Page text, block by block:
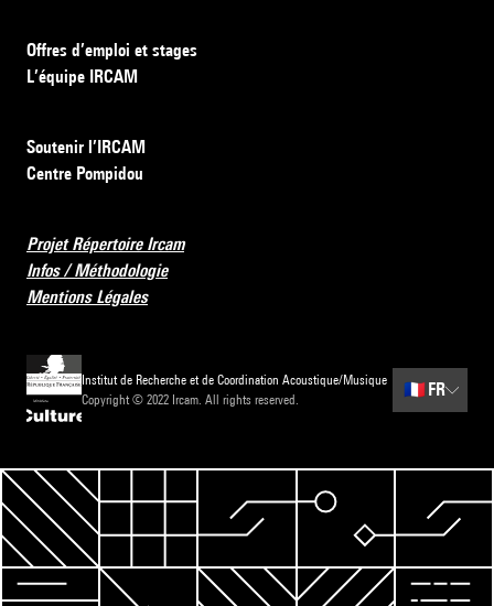
Offres d’emploi et stages
L’équipe IRCAM
Soutenir l’IRCAM
Centre Pompidou
Projet Répertoire Ircam
Infos / Méthodologie
Mentions Légales
Institut de Recherche et de Coordination Acoustique/Musique
Copyright © 2022 Ircam. All rights reserved.
🇫🇷 FR